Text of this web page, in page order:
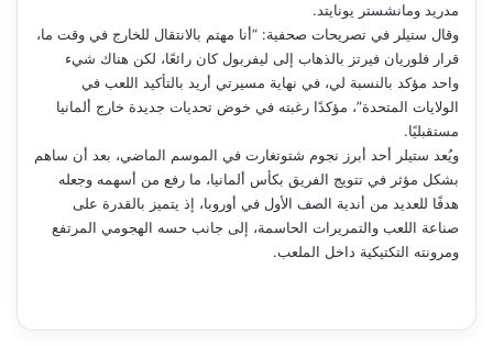
مدريد ومانشستر يونايتد.
وقال ستيلر في تصريحات صحفية: “أنا مهتم بالانتقال للخارج في وقت ما،
قرار فلوريان فيرتز بالذهاب إلى ليفربول كان رائعًا، لكن هناك شيء
واحد مؤكد بالنسبة لي، في نهاية مسيرتي أريد بالتأكيد اللعب في
الولايات المتحدة”، مؤكدًا رغبته في خوض تحديات جديدة خارج ألمانيا
مستقبليًا.
ويُعد ستيلر أحد أبرز نجوم شتوتغارت في الموسم الماضي، بعد أن ساهم
بشكل مؤثر في تتويج الفريق بكأس ألمانيا، ما رفع من أسهمه وجعله
هدفًا للعديد من أندية الصف الأول في أوروبا، إذ يتميز بالقدرة على
صناعة اللعب والتمريرات الحاسمة، إلى جانب حسه الهجومي المرتفع
ومرونته التكتيكية داخل الملعب.